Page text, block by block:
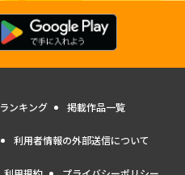
ランキング 掲載作品一覧
利用者情報の外部送信について